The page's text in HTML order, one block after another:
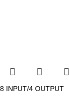
8 INPUT/4 OUTPUT